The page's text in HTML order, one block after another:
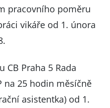
pracovního poměru
vikáře od 1. února
CB Praha 5 Rada
na 25 hodin měsíčně
asistentka) od 1.